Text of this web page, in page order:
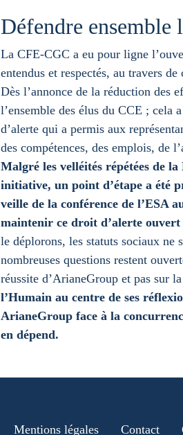
Défendre ensemble
La CFE-CGC a eu pour ligne
entendus et respectés, au travers
Dès l’annonce de la réduction des
l’ensemble des élus du CCE ; cela
d’alerte qui a permis aux
des compétences, des emplois, de
Malgré les velléités répétées de
initiative, un point d’étape a été
veille de la conférence de l’ESA
maintenir ce droit d’alerte
le déplorons, les statuts sociaux ne
nombreuses questions restent
réussite d’ArianeGroup et pas sur
l’Humain au centre de ses
ArianeGroup face à la
en dépend.
Mentions légales Contact